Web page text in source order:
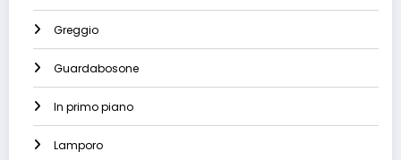
Greggio
Guardabosone
In primo piano
Lamporo